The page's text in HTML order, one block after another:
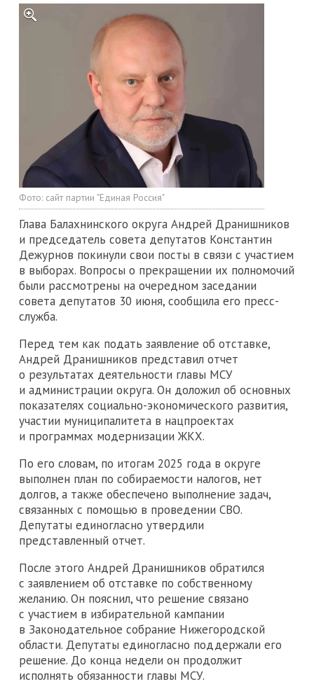
Фото: сайт партии "Единая Россия"
Глава Балахнинского округа Андрей Дранишников
и председатель совета депутатов Константин
Дежурнов покинули свои посты в связи с участием
в выборах. Вопросы о прекращении их полномочий
были рассмотрены на очередном заседании
совета депутатов 30 июня, сообщила его пресс-
служба.
Перед тем как подать заявление об отставке,
Андрей Дранишников представил отчет
о результатах деятельности главы МСУ
и администрации округа. Он доложил об основных
показателях социально-экономического развития,
участии муниципалитета в нацпроектах
и программах модернизации ЖКХ.
По его словам, по итогам 2025 года в округе
выполнен план по собираемости налогов, нет
долгов, а также обеспечено выполнение задач,
связанных с помощью в проведении СВО.
Депутаты единогласно утвердили
представленный отчет.
После этого Андрей Дранишников обратился
с заявлением об отставке по собственному
желанию. Он пояснил, что решение связано
с участием в избирательной кампании
в Законодательное собрание Нижегородской
области. Депутаты единогласно поддержали его
решение. До конца недели он продолжит
исполнять обязанности главы МСУ.